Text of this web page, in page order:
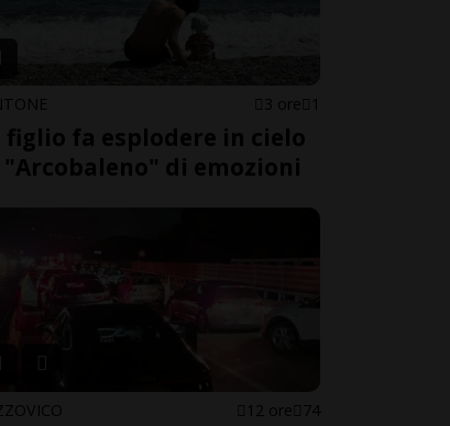
3 ore 1
figlio fa esplodere in cielo
"Arcobaleno" di emozioni
12 ore 74